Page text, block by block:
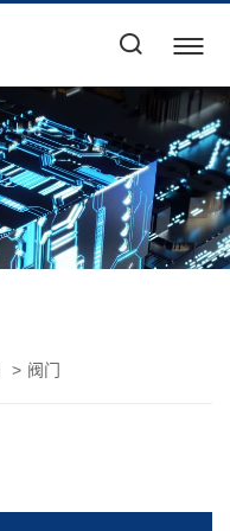
阀门